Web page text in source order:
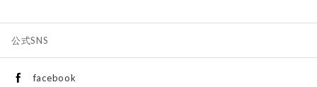
公式SNS
facebook